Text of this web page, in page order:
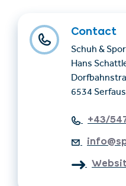
Contact
Schuh &
Hans
6534 Serfaus
+43/